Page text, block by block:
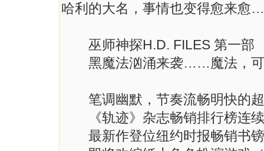
哈利的大名，事情也变得愈来
巫师神探H.D. FILES 第一部
黑魔法汹涌来袭……魔法，可
笔调幽默，节奏流畅明快的超
《轨迹》杂志畅销排行榜连
最新作登位纽约时报畅销书镑